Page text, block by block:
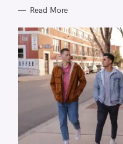
Read More
o
r
: